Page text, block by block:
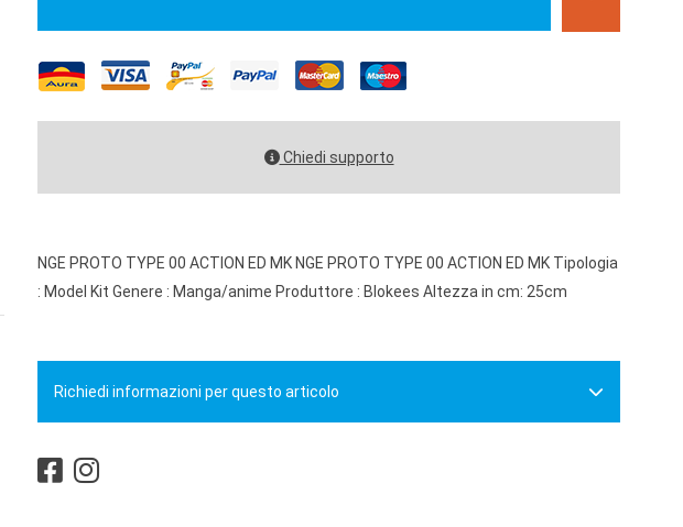
Chiedi supporto
NGE PROTO TYPE 00 ACTION ED MK NGE PROTO TYPE 00 ACTION ED MK Tipologia
: Model Kit Genere : Manga/anime Produttore : Blokees Altezza in cm: 25cm
Richiedi informazioni per questo articolo